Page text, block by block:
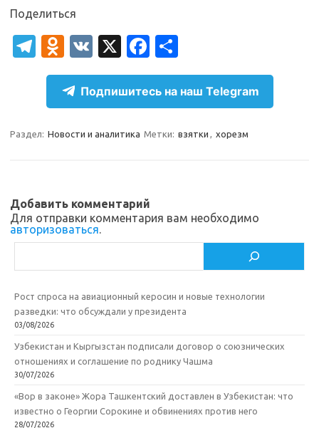
Поделиться
T
el
gr
a
O
d
n
o
kl
ik
i
V
K
X
Fa
c
e
b
o
т
п
р
а
ь
Подпишитесь на наш Telegram
Раздел: Новости и аналитика Метки: взятки , хорезм
Добавить комментарий
Для отправки комментария вам необходимо
авторизоваться.
Рост спроса на авиационный керосин и новые технологии
разведки: что обсуждали у президента
03/08/2026
Узбекистан и Кыргызстан подписали договор о союзнических
отношениях и соглашение по роднику Чашма
30/07/2026
«Вор в законе» Жора Ташкентский доставлен в Узбекистан: что
известно о Георгии Сорокине и обвинениях против него
28/07/2026